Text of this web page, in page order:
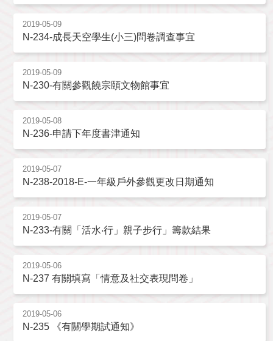
2019-05-09
N-234-成長天空學生(小三)問卷調查事宜
2019-05-09
N-230-有關參觀饒宗頤文物館事宜
2019-05-08
N-236-申請下年度書津通知
2019-05-07
N-238-2018-E-一年級戶外參觀更改日期通知
2019-05-07
N-233-有關「活水‧行」親子步行」籌款結果
2019-05-06
N-237 有關填寫「情意及社交表現問卷」
2019-05-06
N-235 《有關學期試通知》